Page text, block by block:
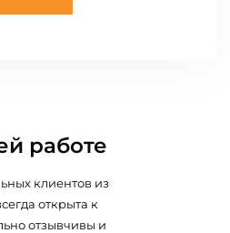
работе
клиентов из
открыта к
отзывчивы и